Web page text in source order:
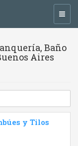
Baño
Aires
y Tilos